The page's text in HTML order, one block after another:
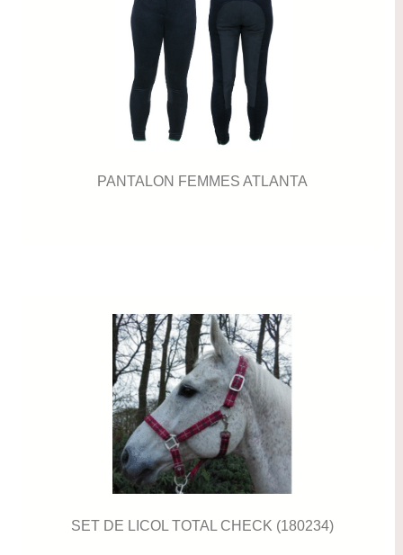
PANTALON FEMMES ATLANTA
SET DE LICOL TOTAL CHECK (180234)